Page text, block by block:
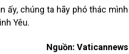
ấy, chúng ta hãy phó thác mình
Yêu.
Nguồn: Vaticannews